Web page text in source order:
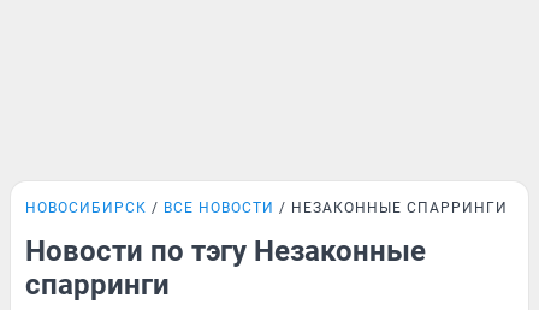
НОВОСИБИРСК ВСЕ НОВОСТИ НЕЗАКОННЫЕ СПАРРИНГИ
Новости по тэгу Незаконные
спарринги